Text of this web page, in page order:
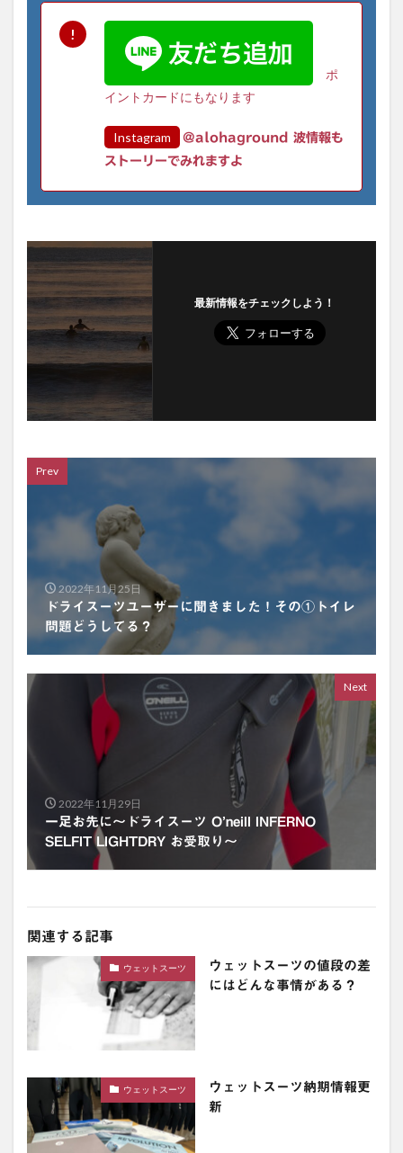
ポ
イントカードにもなります
Instagram
@alohaground 波情報も
ストーリーでみれますよ
最新情報をチェックしよう！
Prev
2022年11月25日
ドライスーツユーザーに聞きました！その①トイレ
問題どうしてる？
Next
2022年11月29日
一足お先に〜ドライスーツ O’neill INFERNO
SELFIT LIGHTDRY お受取り〜
関連する記事
ウェットスーツ
ウェットスーツの値段の差
にはどんな事情がある？
ウェットスーツ
ウェットスーツ納期情報更
新